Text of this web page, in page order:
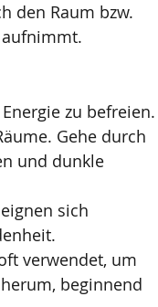
den Raum bzw.
aufnimmt.
zu befreien.
Gehe durch
und dunkle
eignen sich
verwendet, um
beginnend